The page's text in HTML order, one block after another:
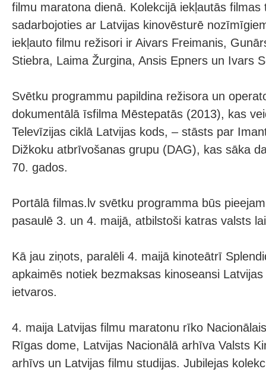
filmu maratona dienā. Kolekcijā iekļautās filmas
sadarbojoties ar Latvijas kinovēsturē
iekļauto filmu režisori ir Aivars Freimanis,
Stiebra, Laima Žurgina, Ansis Epners un Ivars
Svētku programmu papildina režisora un
dokumentālā īsfilma Mēstepatās (2013), kas
Televīzijas ciklā Latvijas kods, – stāsts par
Dižkoku atbrīvošanas grupu (DAG), kas sāka
70. gados.
Portālā filmas.lv svētku programma būs
pasaulē 3. un 4. maijā, atbilstoši katras valsts
Kā jau ziņots, paralēli 4. maijā kinoteātrī
apkaimēs notiek bezmaksas kinoseansi
ietvaros.
4. maija Latvijas filmu maratonu rīko
Rīgas dome, Latvijas Nacionālā arhīva Valsts
arhīvs un Latvijas filmu studijas. Jubilejas